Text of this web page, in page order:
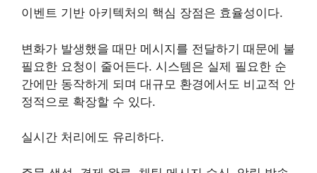
이벤트 기반 아키텍처의 핵심 장점은 효율성이다.
변화가 발생했을 때만 메시지를 전달하기 때문에 불
필요한 요청이 줄어든다. 시스템은 실제 필요한 순
간에만 동작하게 되며 대규모 환경에서도 비교적 안
정적으로 확장할 수 있다.
실시간 처리에도 유리하다.